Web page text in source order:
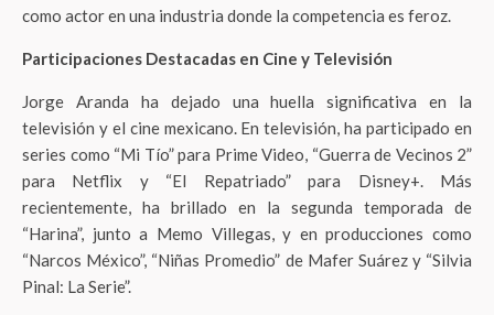
como actor en una industria donde la competencia es feroz.
Participaciones Destacadas en Cine y Televisión
Jorge Aranda ha dejado una huella significativa en la
televisión y el cine mexicano. En televisión, ha participado en
series como “Mi Tío” para Prime Video, “Guerra de Vecinos 2”
para Netflix y “El Repatriado” para Disney+. Más
recientemente, ha brillado en la segunda temporada de
“Harina”, junto a Memo Villegas, y en producciones como
“Narcos México”, “Niñas Promedio” de Mafer Suárez y “Silvia
Pinal: La Serie”.